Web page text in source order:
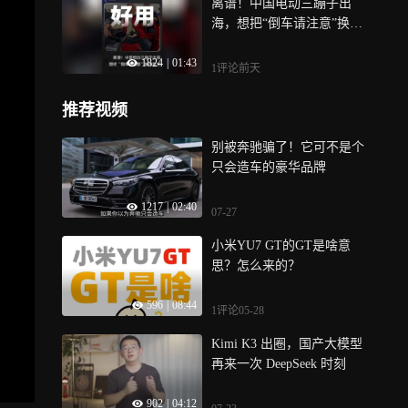
1824 01:43
离谱！中国电动三蹦子出
海，想把“倒车请注意”换成
夜发邮件：不同意
1评论前天
推荐视频
1217 | 02:40
别被奔驰骗了！它可不是个
只会造车的豪华品牌
07-27
596 08:44
小米YU7 GT的GT是啥意
思？怎么来的？
1评论05-28
902 04:12
Kimi K3 出圈，国产大模型
再来一次 DeepSeek 时刻